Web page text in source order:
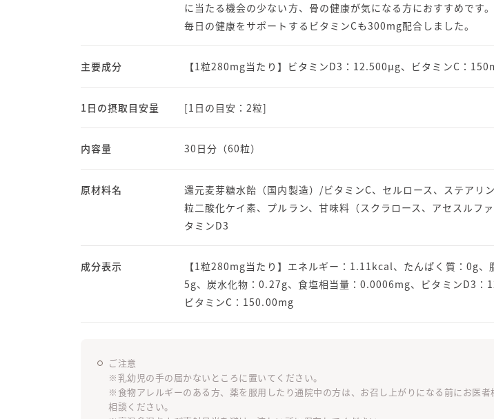
に当たる機会の少ない方、骨の健康が気になる方におすすめです。
毎日の健康をサポートするビタミンCも300mg配合しました。
主要成分 【1粒280mg当たり】ビタミンD3：12.500μg、ビタミンC：
1日の摂取目安量 [1日の目安：2粒]
内容量 30日分（60粒）
原材料名
還元麦芽糖水飴（国内製造）/ビタミンC、セルロース、ステアリ
粒二酸化ケイ素、プルラン、甘味料（スクラロース、アセスルフ
タミンD3
成分表示
【1粒280mg当たり】エネルギー：1.11kcal、たんぱく質：0g、
5g、炭水化物：0.27g、食塩相当量：0.0006mg、ビタミンD3：
ビタミンC：150.00mg
ご注意
※乳幼児の手の届かないところに置いてください。
※食物アレルギーのある方、薬を服用したり通院中の方は、お召し上がりになる前にお医者
相談ください。